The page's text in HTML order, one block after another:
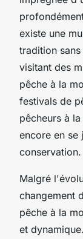
existe une
tradition
visitant des
pêche à la
festivals de
pêcheurs à
encore en se
conservation.
Malgré
changement
pêche à la
et